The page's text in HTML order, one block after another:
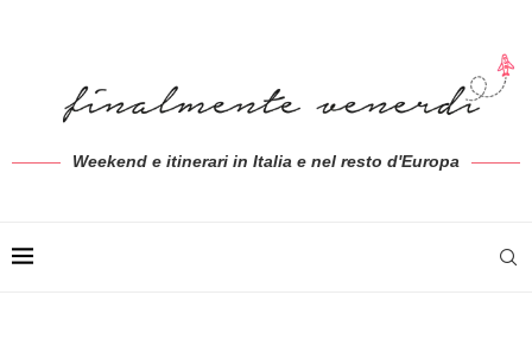
Weekend e itinerari in Italia e nel resto d'Europa